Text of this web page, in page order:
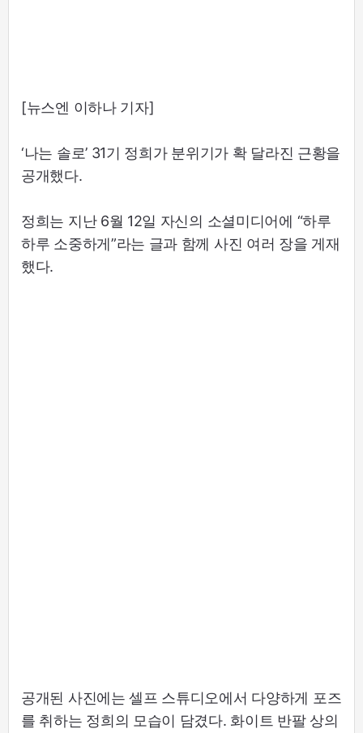
[뉴스엔 이하나 기자]
‘나는 솔로’ 31기 정희가 분위기가 확 달라진 근황을
공개했다.
정희는 지난 6월 12일 자신의 소셜미디어에 “하루
하루 소중하게”라는 글과 함께 사진 여러 장을 게재
했다.
공개된 사진에는 셀프 스튜디오에서 다양하게 포즈
를 취하는 정희의 모습이 담겼다. 화이트 반팔 상의